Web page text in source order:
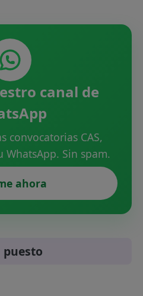
canal de
convocatorias CAS,
Sin spam.
ahora
puesto